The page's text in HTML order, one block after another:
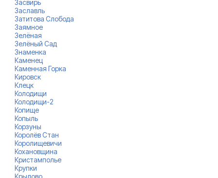
Засвирь
Заславль
Затитова Слобода
Заямное
Зелёная
Зелёный Сад
Знаменка
Каменец
Каменная Горка
Кировск
Клецк
Колодищи
Колодищи-2
Копище
Копыль
Корзуны
Королёв Стан
Королищевичи
Кохановщина
Кристамполье
Крупки
Крылово